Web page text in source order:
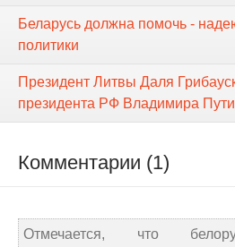
Беларусь должна помочь -
политики
Президент Литвы Даля
президента РФ Владимира
Комментарии (1)
Отмечается, что